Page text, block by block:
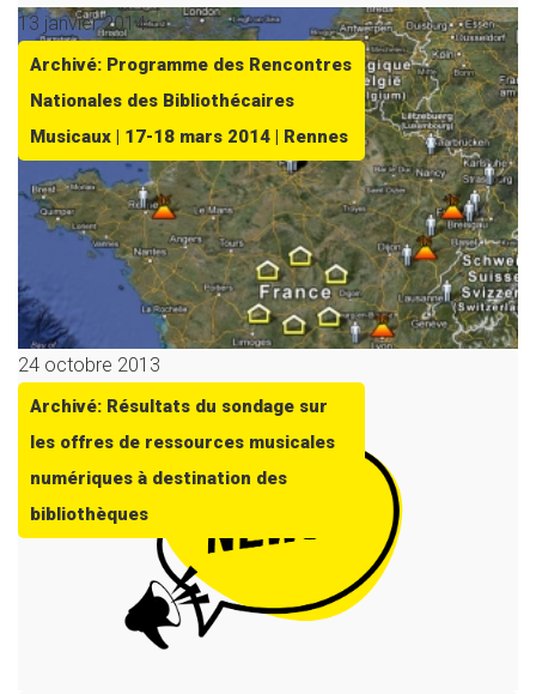
13 janvier 2014
Archivé: Programme des Rencontres
Nationales des Bibliothécaires
Musicaux | 17-18 mars 2014 | Rennes
24 octobre 2013
Archivé: Résultats du sondage sur
les offres de ressources musicales
numériques à destination des
bibliothèques